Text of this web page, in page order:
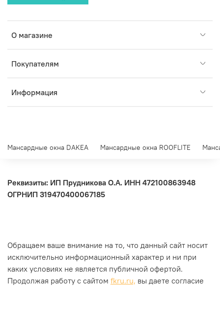
О магазине
Покупателям
Информация
Мансардные окна DAKEA Мансардные окна ROOFLITE
Реквизиты: ИП Прудникова О.А. ИНН 472100863948
ОГРНИП 319470400067185
Обращаем ваше внимание на то, что данный сайт носит
исключительно информационный характер и ни при
каких условиях не является публичной офертой.
Продолжая работу с сайтом fkru.ru, вы даете согласие